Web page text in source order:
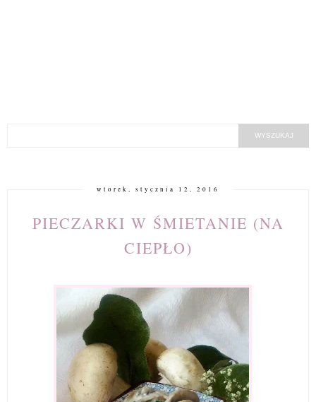
wtorek, stycznia 12, 2016
PIECZARKI W ŚMIETANIE (NA
CIEPŁO)